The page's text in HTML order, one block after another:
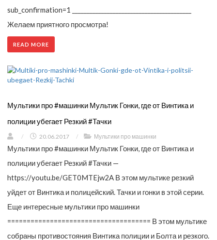
sub_confirmation=1 _________________________________________
Желаем приятного просмотра!
READ MORE
Мультики про #машинки Мультик Гонки, где от Винтика и
полиции убегает Резкий #Тачки
/ 20.06.2017 / Мультики про машинки
Мультики про #машинки Мультик Гонки, где от Винтика и
полиции убегает Резкий #Тачки —
https://youtu.be/GET0MTEjw2A В этом мультике резкий
уйдет от Винтика и полицейский. Тачки и гонки в этой серии.
Еще интересные мультики про машинки
===================================== В этом мультике
собраны противостояния Винтика полиции и Болта и резкого.